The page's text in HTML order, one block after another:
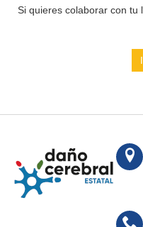
Si quieres colaborar con tu